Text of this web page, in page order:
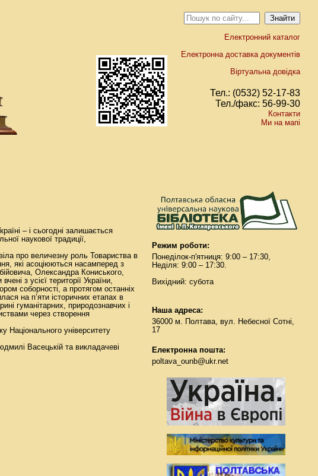
Електронний каталог
Електронна доставка документів
Віртуальна довідка
Тел.: (0532) 52-17-83
Тел./факс: 56-99-30
Контакти
Ми на мапі
– і сьогодні залишається
наукової традиції,
про величезну роль Товариства в
які асоціюються насамперед з
Олександра Кониського,
з усієї території України,
соборності, а протягом останніх
на п’яти історичних етапах в
гуманітарних, природознавчих і
через створення
Національного університету
Васецькій та викладачеві
Режим роботи:
Понеділок-п'ятниця: 9:00 – 17:30,
Неділя: 9:00 – 17:30.
Вихідний: субота
Наша адреса:
36000 м. Полтава, вул. Небесної Сотні,
17
Електронна пошта:
poltava_ounb@ukr.net